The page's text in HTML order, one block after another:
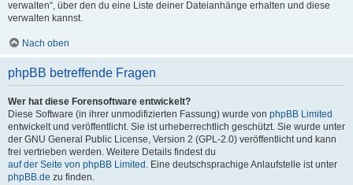
verwalten“, über den du eine Liste deiner Dateianhänge erhalten und diese
verwalten kannst.
Nach oben
phpBB betreffende Fragen
Wer hat diese Forensoftware entwickelt?
Diese Software (in ihrer unmodifizierten Fassung) wurde von phpBB Limited
entwickelt und veröffentlicht. Sie ist urheberrechtlich geschützt. Sie wurde unter
der GNU General Public License, Version 2 (GPL-2.0) veröffentlicht und kann
frei vertrieben werden. Weitere Details findest du
auf der Seite von phpBB Limited . Eine deutschsprachige Anlaufstelle ist unter
phpBB.de zu finden.